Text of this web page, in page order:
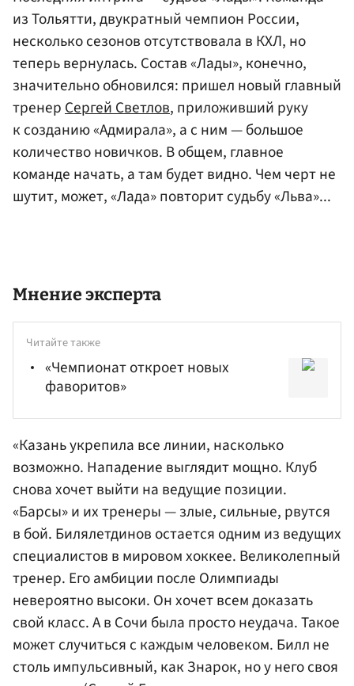
из Тольятти, двукратный чемпион России,
несколько сезонов отсутствовала в КХЛ, но
теперь вернулась. Состав «Лады», конечно,
значительно обновился: пришел новый главный
тренерСергей Светлов, приложивший руку
к созданию «Адмирала», а с ним — большое
количество новичков. В общем, главное
команде начать, а там будет видно. Чем черт не
шутит, может, «Лада» повторит судьбу «Льва»...
Мнение эксперта
Читайте также
«Чемпионат откроет новых
фаворитов»
«Казань укрепила все линии, насколько
возможно. Нападение выглядит мощно. Клуб
снова хочет выйти на ведущие позиции.
«Барсы» и их тренеры — злые, сильные, рвутся
в бой. Билялетдинов остается одним из ведущих
специалистов в мировом хоккее. Великолепный
тренер. Его амбиции после Олимпиады
невероятно высоки. Он хочет всем доказать
свой класс. А в Сочи была просто неудача. Такое
может случиться с каждым человеком. Билл не
столь импульсивный, как Знарок, но у него своя